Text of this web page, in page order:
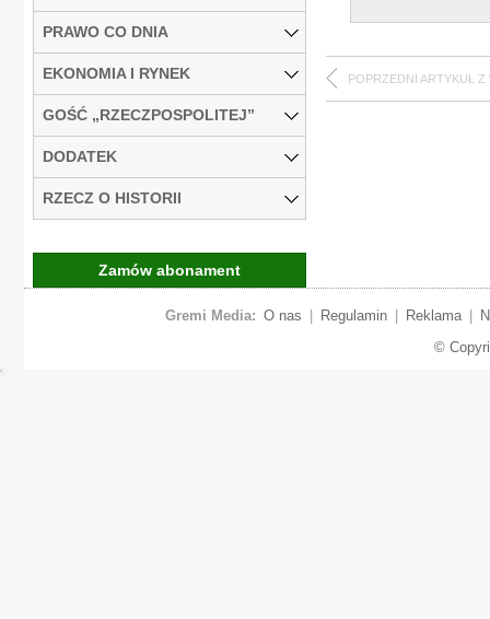
POPRZEDNI ARTYKUŁ Z
PRAWO CO DNIA
EKONOMIA I RYNEK
GOŚĆ „RZECZPOSPOLITEJ”
DODATEK
RZECZ O HISTORII
Zamów abonament
Gremi Media: O nas Regulamin Reklama
©